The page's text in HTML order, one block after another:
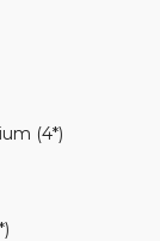
(4*)